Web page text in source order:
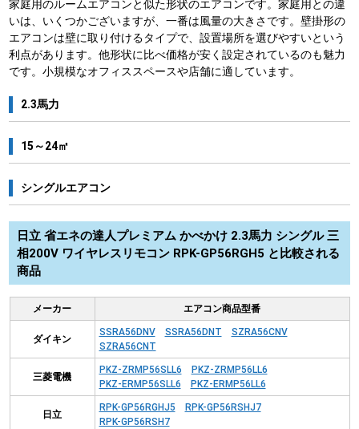
家庭用のルームエアコンと似た形状のエアコンです。家庭用との違
いは、いくつかございますが、一番は風量の大きさです。壁掛形の
エアコンは壁に取り付けるタイプで、設置場所を選びやすいという
利点があります。他形状に比べ価格が安く設定されているのも魅力
です。小規模なオフィススペースや店舗に適しています。
2.3馬力
15～24㎡
シングルエアコン
日立 省エネの達人プレミアム かべかけ 2.3馬力 シングル 三
相200V ワイヤレスリモコン RPK-GP56RGH5 と比較される
商品
メーカー エアコン商品型番
ダイキン
SSRA56DNV SSRA56DNT
SZRA56CNV
SZRA56CNT
三菱電機
PKZ-ZRMP56SLL6
PKZ-ZRMP56LL6
PKZ-ERMP56SLL6
PKZ-ERMP56LL6
日立
RPK-GP56RGHJ5
RPK-GP56RSHJ7
RPK-GP56RSH7